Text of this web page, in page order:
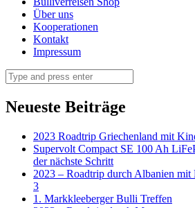
Über uns
Kooperationen
Kontakt
Impressum
Search
Neueste Beiträge
2023 Roadtrip Griechenland mit
Supervolt Compact SE 100 Ah
der nächste Schritt
2023 – Roadtrip durch Albanien
3
1. Markkleeberger Bulli Treffen